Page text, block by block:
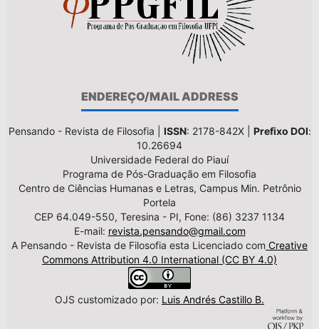
ENDEREÇO/MAIL ADDRESS
Pensando - Revista de Filosofia | ISSN: 2178-842X | Prefixo DOI:
10.26694
Universidade Federal do Piauí
Programa de Pós-Graduação em Filosofia
Centro de Ciências Humanas e Letras, Campus Min. Petrônio
Portela
CEP 64.049-550, Teresina - PI, Fone: (86) 3237 1134
E-mail: revista.pensando@gmail.com
A Pensando - Revista de Filosofia esta Licenciado com Creative
Commons Attribution 4.0 International (CC BY 4.0)
OJS customizado por: Luis Andrés Castillo B.